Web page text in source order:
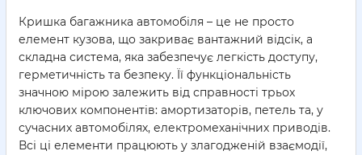
Кришка багажника автомобіля – це не просто
елемент кузова, що закриває вантажний відсік, а
складна система, яка забезпечує легкість доступу,
герметичність та безпеку. Її функціональність
значною мірою залежить від справності трьох
ключових компонентів: амортизаторів, петель та, у
сучасних автомобілях, електромеханічних приводів.
Всі ці елементи працюють у злагодженій взаємодії,